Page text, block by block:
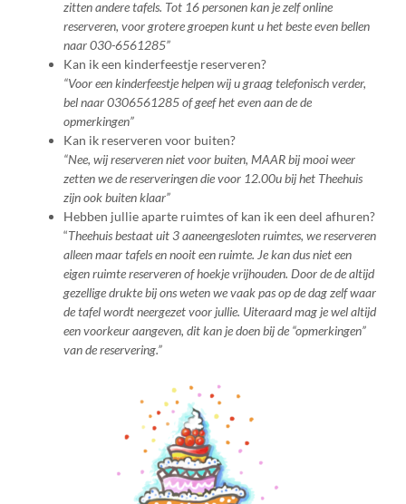
zitten andere tafels. Tot 16 personen kan je zelf online
reserveren, voor grotere groepen kunt u het beste even bellen
naar 030-6561285”
Kan ik een kinderfeestje reserveren?
“Voor een kinderfeestje helpen wij u graag telefonisch verder,
bel naar 0306561285 of geef het even aan de de
opmerkingen”
Kan ik reserveren voor buiten?
“Nee, wij reserveren niet voor buiten, MAAR bij mooi weer
zetten we de reserveringen die voor 12.00u bij het Theehuis
zijn ook buiten klaar”
Hebben jullie aparte ruimtes of kan ik een deel afhuren?
“Theehuis bestaat uit 3 aaneengesloten ruimtes, we reserveren
alleen maar tafels en nooit een ruimte. Je kan dus niet een
eigen ruimte reserveren of hoekje vrijhouden. Door de de altijd
gezellige drukte bij ons weten we vaak pas op de dag zelf waar
de tafel wordt neergezet voor jullie. Uiteraard mag je wel altijd
een voorkeur aangeven, dit kan je doen bij de “opmerkingen”
van de reservering.”